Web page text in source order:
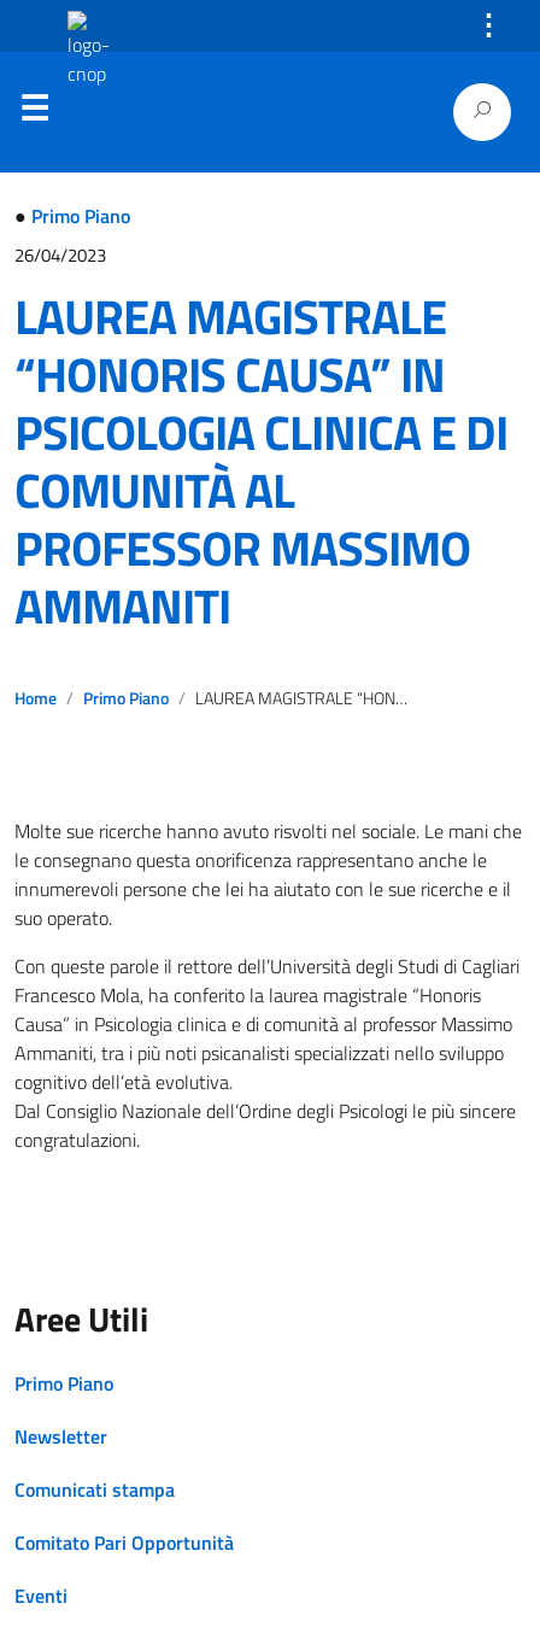
⋮
● Primo Piano
26/04/2023
LAUREA MAGISTRALE
“HONORIS CAUSA” IN
PSICOLOGIA CLINICA E DI
COMUNITÀ AL
PROFESSOR MASSIMO
AMMANITI
Home Primo Piano LAUREA MAGISTRALE “HONORIS CAUSA” IN PSICOLOGIA CLINICA E DI COMUNITÀ AL PROFESSOR MASSIMO AMMANITI
Molte sue ricerche hanno avuto risvolti nel sociale. Le mani che
le consegnano questa onorificenza rappresentano anche le
innumerevoli persone che lei ha aiutato con le sue ricerche e il
suo operato.
Con queste parole il rettore dell’Università degli Studi di Cagliari
Francesco Mola, ha conferito la laurea magistrale “Honoris
Causa” in Psicologia clinica e di comunità al professor Massimo
Ammaniti, tra i più noti psicanalisti specializzati nello sviluppo
cognitivo dell’età evolutiva.
Dal Consiglio Nazionale dell’Ordine degli Psicologi le più sincere
congratulazioni.
Aree Utili
Primo Piano
Newsletter
Comunicati stampa
Comitato Pari Opportunità
Eventi